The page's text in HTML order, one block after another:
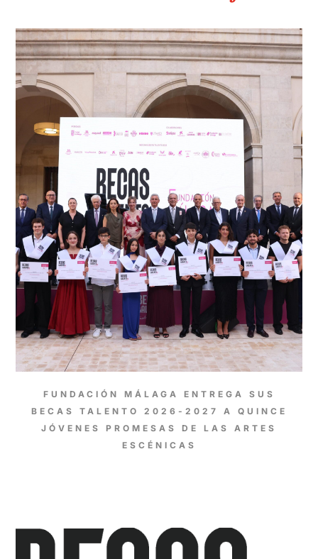
FUNDACIÓN MÁLAGA ENTREGA SUS
BECAS TALENTO 2026-2027 A QUINCE
JÓVENES PROMESAS DE LAS ARTES
ESCÉNICAS